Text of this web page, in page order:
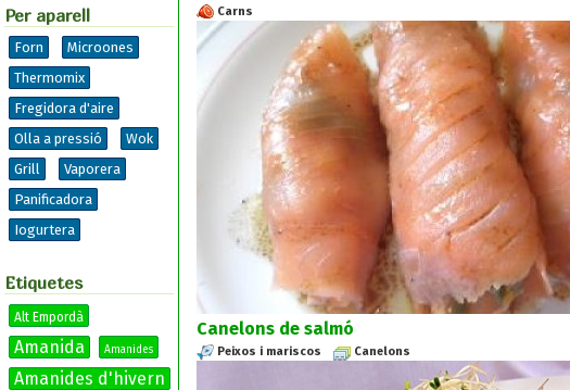
Per aparell
Forn
Microones
Thermomix
Fregidora d'aire
Olla a pressió
Wok
Grill
Vaporera
Panificadora
Iogurtera
Etiquetes
Alt Empordà
Amanida Amanides
Amanides d'hivern
Carns
Canelons de salmó
Peixos i mariscos Canelons